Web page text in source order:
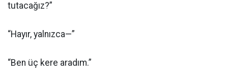
tutacağız?”
“Hayır, yalnızca—”
“Ben üç kere aradım.”